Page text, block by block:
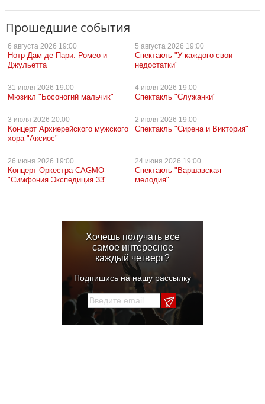
Прошедшие события
6 августа 2026 19:00
Нотр Дам де Пари. Ромео и
Джульетта
5 августа 2026 19:00
Спектакль "У каждого свои
недостатки"
31 июля 2026 19:00
Мюзикл "Босоногий мальчик"
4 июля 2026 19:00
Спектакль "Служанки"
3 июля 2026 20:00
Концерт Архиерейского мужского
хора "Аксиос"
2 июля 2026 19:00
Спектакль "Сирена и Виктория"
26 июня 2026 19:00
Концерт Оркестра CAGMO
"Симфония Экспедиция 33"
24 июня 2026 19:00
Спектакль "Варшавская
мелодия"
Хочешь получать все
самое интересное
каждый четверг?
Подпишись на нашу рассылку